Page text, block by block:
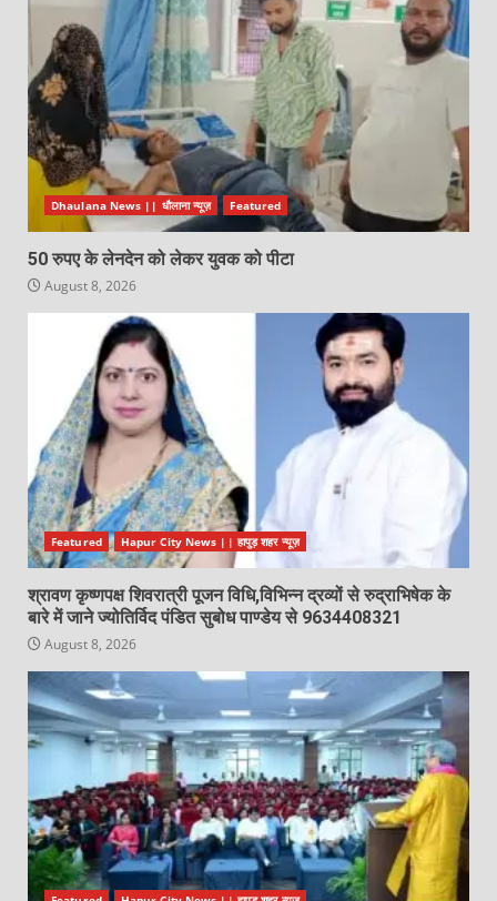
Dhaulana News || धौलाना न्यूज़ Featured
50 रुपए के लेनदेन को लेकर युवक को पीटा
August 8, 2026
Featured Hapur City News || हापुड़ शहर न्यूज़
श्रावण कृष्णपक्ष शिवरात्री पूजन विधि,विभिन्न द्रव्यों से रुद्राभिषेक के
बारे में जाने ज्योतिर्विद पंडित सुबोध पाण्डेय से 9634408321
August 8, 2026